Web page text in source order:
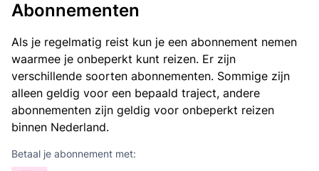
Abonnementen
Als je regelmatig reist kun je een abonnement nemen
waarmee je onbeperkt kunt reizen. Er zijn
verschillende soorten abonnementen. Sommige zijn
alleen geldig voor een bepaald traject, andere
abonnementen zijn geldig voor onbeperkt reizen
binnen Nederland.
Betaal je abonnement met: